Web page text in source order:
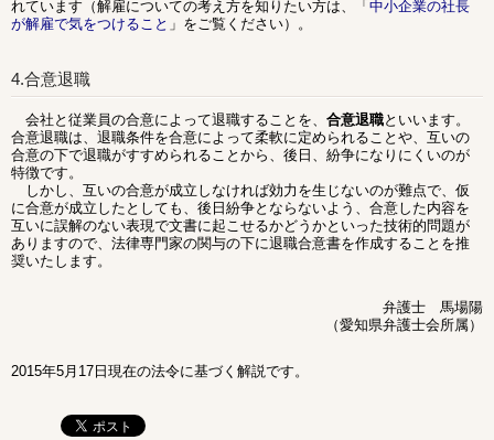
れています（解雇についての考え方を知りたい方は、「中小企業の社長
が解雇で気をつけること 」をご覧ください）。
4.合意退職
会社と従業員の合意によって退職することを、 合意退職といいます。
合意退職は、退職条件を合意によって柔軟に定められることや、互いの
合意の下で退職がすすめられることから、後日、紛争になりにくいのが
特徴です。
しかし、互いの合意が成立しなければ効力を生じないのが難点で、仮
に合意が成立したとしても、後日紛争とならないよう、合意した内容を
互いに誤解のない表現で文書に起こせるかどうかといった技術的問題が
ありますので、法律専門家の関与の下に退職合意書を作成することを推
奨いたします。
弁護士 馬場陽
（愛知県弁護士会所属）
2015年5月17日現在の法令に基づく解説です。